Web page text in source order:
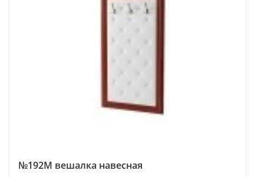
№192М вешалка навесная